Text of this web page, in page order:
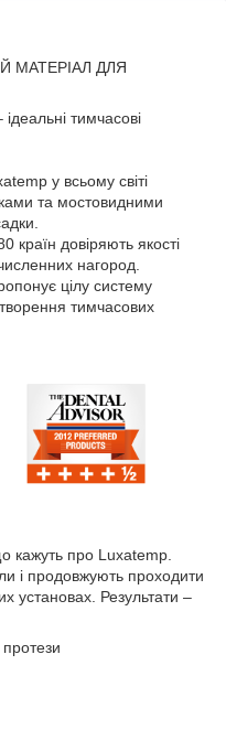
МАТЕРІАЛ ДЛЯ
тимчасові
у всьому світі
та мостовидними
країн довіряють якості
нагород.
цілу систему
тимчасових
кажуть про Luxatemp.
і продовжують проходити
установах. Результати –